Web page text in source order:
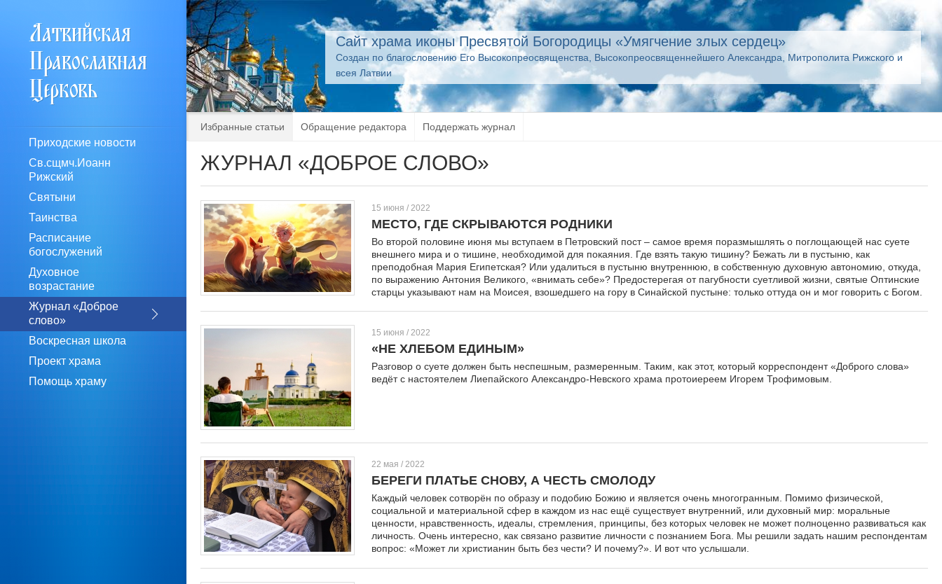
Приходские новости
Св.сщмч.Иоанн
Рижский
Святыни
Таинства
Расписание
богослужений
Духовное
возрастание
Журнал «Доброе
слово»
Воскресная школа
Проект храма
Помощь храму
Сайт храма иконы Пресвятой Богородицы «Умягчение злых сердец»
Создан по благословению Его Высокопреосвященства, Высокопреосвященнейшего Александра, Митрополита Рижского и
всея Латвии
Избранные статьи Обращение редактора Поддержать журнал
ЖУРНАЛ «ДОБРОЕ СЛОВО»
15 июня / 2022
МЕСТО, ГДЕ СКРЫВАЮТСЯ РОДНИКИ
Во второй половине июня мы вступаем в Петровский пост – самое время поразмышлять о поглощающей нас суете
внешнего мира и о тишине, необходимой для покаяния. Где взять такую тишину? Бежать ли в пустыню, как
преподобная Мария Египетская? Или удалиться в пустыню внутреннюю, в собственную духовную автономию, откуда,
по выражению Антония Великого, «внимать себе»? Предостерегая от пагубности суетливой жизни, святые Оптинские
старцы указывают нам на Моисея, взошедшего на гору в Синайской пустыне: только оттуда он и мог говорить с Богом.
15 июня / 2022
«НЕ ХЛЕБОМ ЕДИНЫМ»
Разговор о суете должен быть неспешным, размеренным. Таким, как этот, который корреспондент «Доброго слова»
ведёт с настоятелем Лиепайского Александро-Невского храма протоиереем Игорем Трофимовым.
22 мая / 2022
БЕРЕГИ ПЛАТЬЕ СНОВУ, А ЧЕСТЬ СМОЛОДУ
Каждый человек сотворён по образу и подобию Божию и является очень многогранным. Помимо физической,
социальной и материальной сфер в каждом из нас ещё существует внутренний, или духовный мир: моральные
ценности, нравственность, идеалы, стремления, принципы, без которых человек не может полноценно развиваться как
личность. Очень интересно, как связано развитие личности с познанием Бога. Мы решили задать нашим респондентам
вопрос: «Может ли христианин быть без чести? И почему?». И вот что услышали.